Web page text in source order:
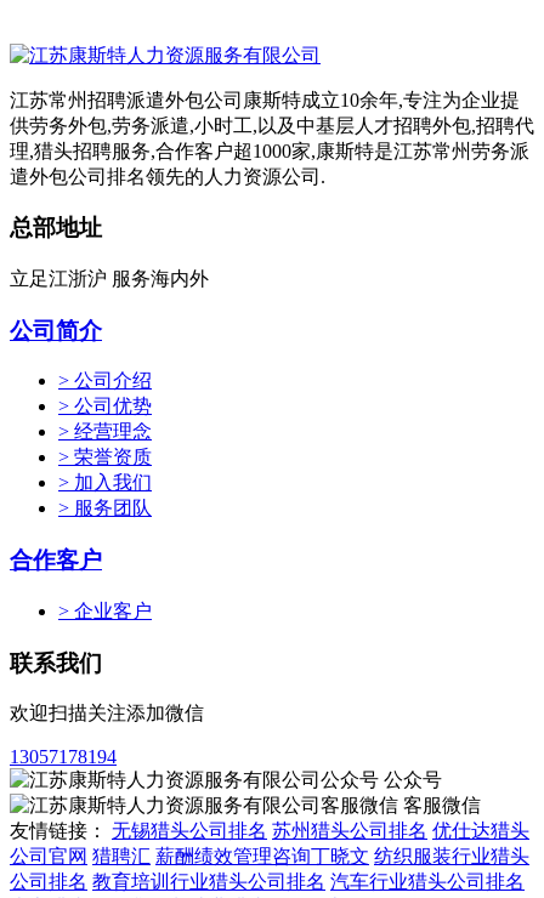
江苏常州招聘派遣外包公司康斯特成立10余年,专注为企业提
供劳务外包,劳务派遣,小时工,以及中基层人才招聘外包,招聘代
理,猎头招聘服务,合作客户超1000家,康斯特是江苏常州劳务派
遣外包公司排名领先的人力资源公司.
总部地址
立足江浙沪 服务海内外
公司简介
> 公司介绍
> 公司优势
> 经营理念
> 荣誉资质
> 加入我们
> 服务团队
合作客户
> 企业客户
联系我们
欢迎扫描关注添加微信
13057178194
公众号
客服微信
友情链接： 无锡猎头公司排名 苏州猎头公司排名 优仕达猎头
公司官网 猎聘汇 薪酬绩效管理咨询丁晓文 纺织服装行业猎头
公司排名 教育培训行业猎头公司排名 汽车行业猎头公司排名